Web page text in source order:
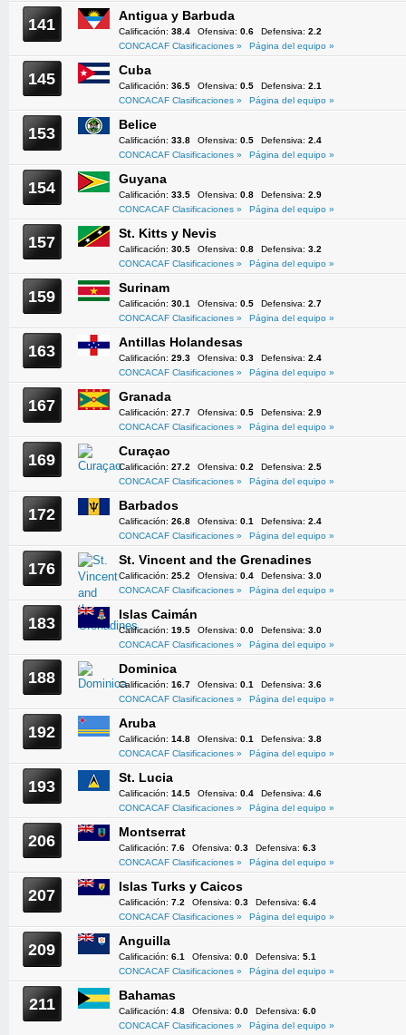
141 Antigua y Barbuda
Calificación: 38.4 Ofensiva: 0.6 Defensiva: 2.2
CONCACAF Clasificaciones »
Página del equipo »
145 Cuba
Calificación: 36.5 Ofensiva: 0.5 Defensiva: 2.1
CONCACAF Clasificaciones »
Página del equipo »
153 Belice
Calificación: 33.8 Ofensiva: 0.5 Defensiva: 2.4
CONCACAF Clasificaciones »
Página del equipo »
154 Guyana
Calificación: 33.5 Ofensiva: 0.8 Defensiva: 2.9
CONCACAF Clasificaciones »
Página del equipo »
157 St. Kitts y Nevis
Calificación: 30.5 Ofensiva: 0.8 Defensiva: 3.2
CONCACAF Clasificaciones »
Página del equipo »
159 Surinam
Calificación: 30.1 Ofensiva: 0.5 Defensiva: 2.7
CONCACAF Clasificaciones »
Página del equipo »
163 Antillas Holandesas
Calificación: 29.3 Ofensiva: 0.3 Defensiva: 2.4
CONCACAF Clasificaciones »
Página del equipo »
167 Granada
Calificación: 27.7 Ofensiva: 0.5 Defensiva: 2.9
CONCACAF Clasificaciones »
Página del equipo »
169 Curaçao
Calificación: 27.2 Ofensiva: 0.2 Defensiva: 2.5
CONCACAF Clasificaciones »
Página del equipo »
172 Barbados
Calificación: 26.8 Ofensiva: 0.1 Defensiva: 2.4
CONCACAF Clasificaciones »
Página del equipo »
176 St. Vincent and the Grenadines
Calificación: 25.2 Ofensiva: 0.4 Defensiva: 3.0
CONCACAF Clasificaciones »
Página del equipo »
183 Islas Caimán
Calificación: 19.5 Ofensiva: 0.0 Defensiva: 3.0
CONCACAF Clasificaciones »
Página del equipo »
188 Dominica
Calificación: 16.7 Ofensiva: 0.1 Defensiva: 3.6
CONCACAF Clasificaciones »
Página del equipo »
192 Aruba
Calificación: 14.8 Ofensiva: 0.1 Defensiva: 3.8
CONCACAF Clasificaciones »
Página del equipo »
193 St. Lucia
Calificación: 14.5 Ofensiva: 0.4 Defensiva: 4.6
CONCACAF Clasificaciones »
Página del equipo »
206 Montserrat
Calificación: 7.6 Ofensiva: 0.3 Defensiva: 6.3
CONCACAF Clasificaciones »
Página del equipo »
207 Islas Turks y Caicos
Calificación: 7.2 Ofensiva: 0.3 Defensiva: 6.4
CONCACAF Clasificaciones »
Página del equipo »
209 Anguilla
Calificación: 6.1 Ofensiva: 0.0 Defensiva: 5.1
CONCACAF Clasificaciones »
Página del equipo »
211 Bahamas
Calificación: 4.8 Ofensiva: 0.0 Defensiva: 6.0
CONCACAF Clasificaciones »
Página del equipo »